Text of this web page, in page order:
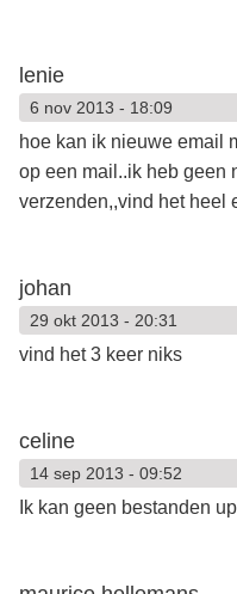
lenie
6 nov 2013 - 18:09
hoe kan ik nieuwe email
op een mail..ik heb geen
verzenden,,vind het heel
johan
29 okt 2013 - 20:31
vind het 3 keer niks
celine
14 sep 2013 - 09:52
Ik kan geen bestanden